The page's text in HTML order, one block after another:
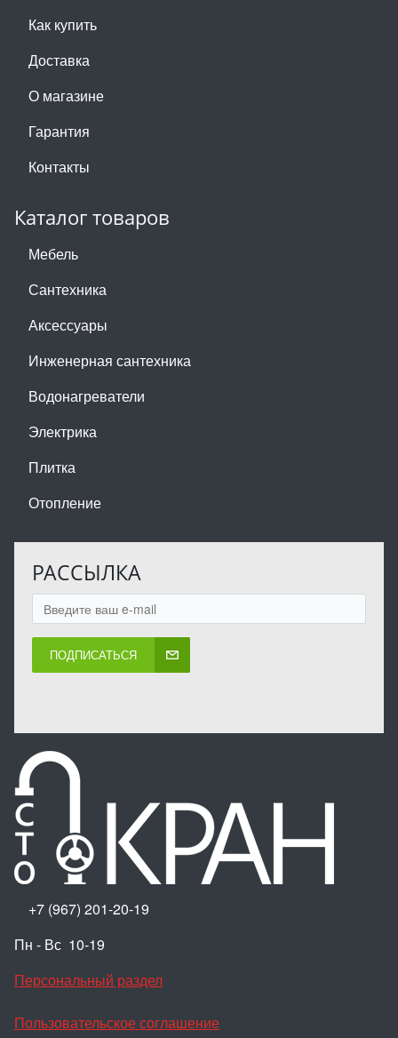
Как купить
Доставка
О магазине
Гарантия
Контакты
Каталог товаров
Мебель
Сантехника
Аксессуары
Инженерная сантехника
Водонагреватели
Электрика
Плитка
Отопление
РАССЫЛКА
ПОДПИСАТЬСЯ
+7 (967) 201-20-19
Пн - Вс 10-19
Персональный раздел
Пользовательское соглашение